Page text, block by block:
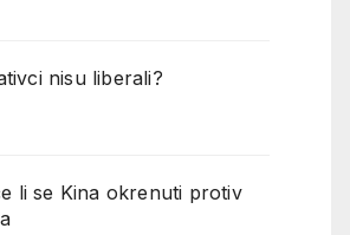
nisu liberali?
li se Kina okrenuti protiv